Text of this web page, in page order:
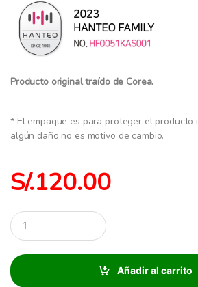
Producto original
* El empaque es para proteger el producto
algún daño no es motivo de cambio.
S/.120.00
C
a
n
i
d
Añadir al carrito